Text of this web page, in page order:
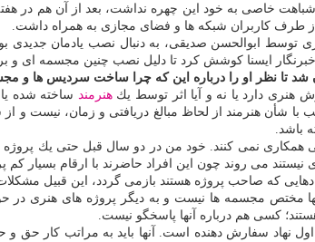
خاصی به خود این چهره نداشت، بعد از آن هم در
طرف كاربران شبكه ها و فضای مجازی به همراه داشت.
مجسمه سعدی شیرازی توسط ابوالحسن صدیقی، به دنبال نصب
ایسنا كوشش كرد تا دلیل نصب چنین مجسمه ای و
تا نظر او را درباره این كه چرا ساخت سردیس ها و
هنری دارد یا نه و آیا اثر توسط یكهنرمند ساخته شده یا
با شأن هنرمند از لحاظ مبالغ دریافتی و زمان،
باشد.
همكاری نمی كنند. خود من در دو سال قبل حتی یك پروژه
می روند چون این افراد حاضرند با ارقام بسیار
كه صاحب پروژه هستند بازمی گردد، این قبیل
كسی هم درباره آنها پاسخگو نیست.
نهاد سفارش دهنده است. آنها باید به مراتب كار حق و